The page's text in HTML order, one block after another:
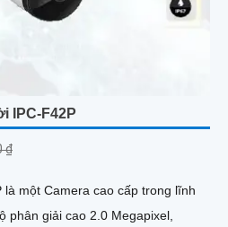
IPC-F42P
₫
một Camera cao cấp trong lĩnh